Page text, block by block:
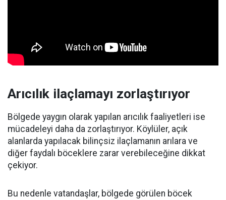
Arıcılık ilaçlamayı zorlaştırıyor
Bölgede yaygın olarak yapılan arıcılık faaliyetleri ise
mücadeleyi daha da zorlaştırıyor. Köylüler, açık
alanlarda yapılacak bilinçsiz ilaçlamanın arılara ve
diğer faydalı böceklere zarar verebileceğine dikkat
çekiyor.
Bu nedenle vatandaşlar, bölgede görülen böcek